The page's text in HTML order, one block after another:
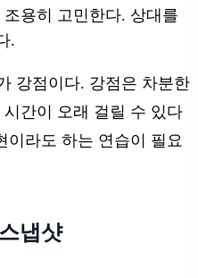
용히 고민한다. 상대를
.
강점이다. 강점은 차분한
간이 오래 걸릴 수 있다
이라도 하는 연습이 필요
냅샷